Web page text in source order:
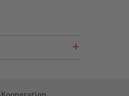
Kooperation